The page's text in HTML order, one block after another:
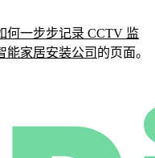
何一步步记录 CCTV 监
能家居安装公司 的页面。